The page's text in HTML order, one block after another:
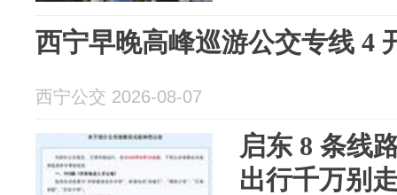
西宁早晚高峰巡游公交专线 4
西宁公交 2026-08-07
启东 8 条线
出行千万别